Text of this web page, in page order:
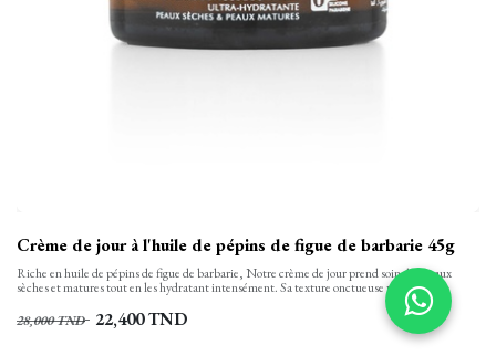
Crème de jour à l'huile de pépins de figue de barbarie 45g
Riche en huile de pépins de figue de barbarie, Notre crème de jour prend soin des peaux
sèches et matures tout en les hydratant intensément. Sa texture onctueuse pénètre
immédiatement dans la peau et la rend plus lisse, plus souple et plus pulpeuse.
28,000TND 22,400TND